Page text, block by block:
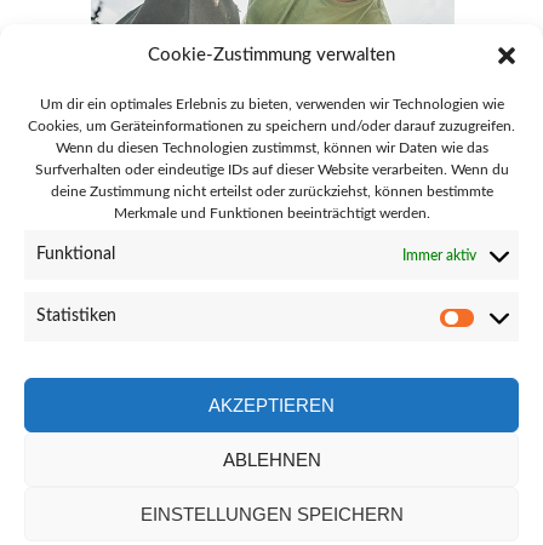
Cookie-Zustimmung verwalten
Um dir ein optimales Erlebnis zu bieten, verwenden wir Technologien wie
Cookies, um Geräteinformationen zu speichern und/oder darauf zuzugreifen.
Wenn du diesen Technologien zustimmst, können wir Daten wie das
Surfverhalten oder eindeutige IDs auf dieser Website verarbeiten. Wenn du
deine Zustimmung nicht erteilst oder zurückziehst, können bestimmte
Merkmale und Funktionen beeinträchtigt werden.
Funktional Immer aktiv
Statistiken
AKZEPTIEREN
ABLEHNEN
EINSTELLUNGEN SPEICHERN
28865 Lilienthal Goebelstraße 51
04298 - 8692
LinkLink